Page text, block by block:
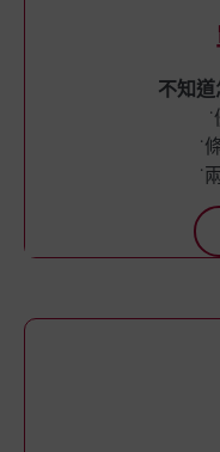
不知道
˙
˙